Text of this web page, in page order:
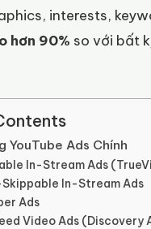
interests,
hơn 90% so với bất
YouTube Ads Chính
In-Stream Ads
In-Stream Ads
Ads
Video Ads (Discovery